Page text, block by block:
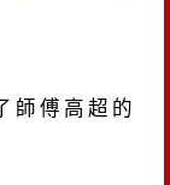
師傅高超的